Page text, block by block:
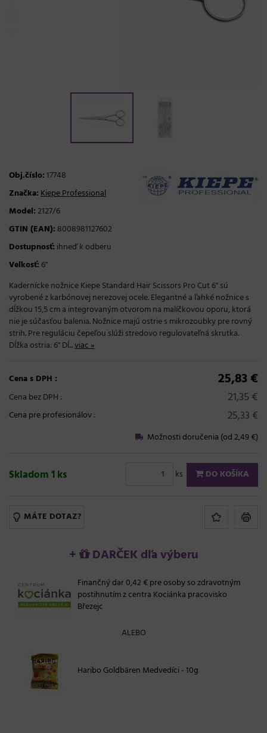
Obj.číslo:17748
Značka:Kiepe Professional
Model:2127/6
GTIN (EAN): 8008981127602
Dostupnosť: ihneď k odberu
Veľkosť: 6"
Kadernícke nožnice Kiepe Standard Hair Scissors Pro Cut 6" sú
vyrobené z karbónovej nerezovej ocele. Elegantné a ľahké nožnice s
dĺžkou 15,5 cm a integrovaným otvorom na malíčkovou oporu, ktorá
nie je súčasťou balenia. Nožnice majú ostrie s mikrozoubky pre rovný
strih. Pre reguláciu čepeľou slúži stredovo regulovateľná skrutka.
Dĺžka ostria: 6" Dĺ...viac »
Cena s DPH : 25,83 €
Cena bez DPH : 21,35 €
Cena pre profesionálov: 25,33 €
Možnosti doručenia (od 2,49 €)
Skladom 1 ks ks DO KOŠÍKA
MÁTE DOTAZ?
+ DARČEK dľa výberu
Finančný dar 0,42 € pre osoby so zdravotným
postihnutím z centra Kociánka pracovisko
Březejc
ALEBO
Haribo Goldbären Medvedíci - 10g